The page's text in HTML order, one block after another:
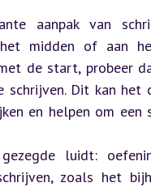
aanpak van
midden of aan
de start, probeer
Dit kan het
en helpen om een
luidt:
zoals het